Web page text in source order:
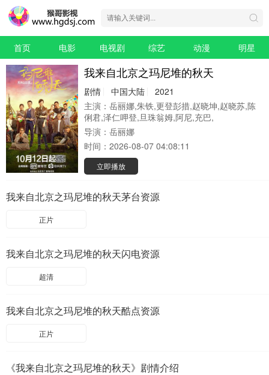
首页 电影 电视剧 综艺 动漫 明星
我来自北京之玛尼堆的秋天
剧情 中国大陆
2021
主演： 岳丽娜,朱铁,更登彭措,赵晓坤,赵晓苏,陈
俐君,泽仁呷登,旦珠翁姆,阿尼,充巴,
导演： 岳丽娜
时间： 2026-08-07 04:08:11
立即播放
我来自北京之玛尼堆的秋天茅台资源
正片
我来自北京之玛尼堆的秋天闪电资源
超清
我来自北京之玛尼堆的秋天酷点资源
正片
《我来自北京之玛尼堆的秋天》剧情介绍